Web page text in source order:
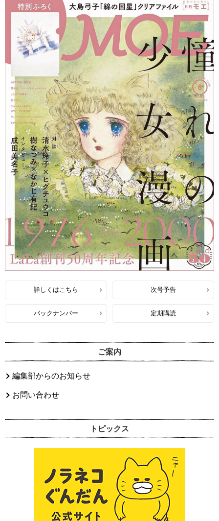
詳しくはこちら 次号予告
バックナンバー 定期購読
ご案内
編集部からのお知らせ
お問い合わせ
トピックス